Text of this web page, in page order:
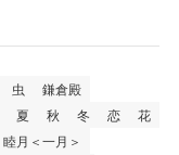
虫
鎌倉殿
夏 秋 冬 恋
花
睦月＜一月＞